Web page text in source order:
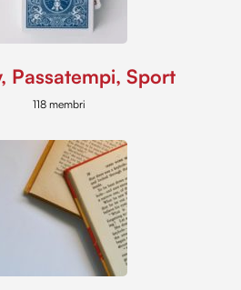
Passatempi, Sport
118 membri